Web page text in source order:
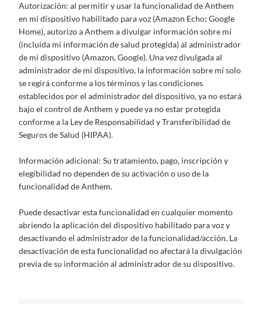
Autorización: al permitir y usar la funcionalidad de Anthem
en mi dispositivo habilitado para voz (Amazon Echo; Google
Home), autorizo a Anthem a divulgar información sobre mí
(incluida mi información de salud protegida) al administrador
de mi dispositivo (Amazon, Google). Una vez divulgada al
administrador de mi dispositivo, la información sobre mí solo
se regirá conforme a los términos y las condiciones
establecidos por el administrador del dispositivo, ya no estará
bajo el control de Anthem y puede ya no estar protegida
conforme a la Ley de Responsabilidad y Transferibilidad de
Seguros de Salud (HIPAA).
Información adicional: Su tratamiento, pago, inscripción y
elegibilidad no dependen de su activación o uso de la
funcionalidad de Anthem.
Puede desactivar esta funcionalidad en cualquier momento
abriendo la aplicación del dispositivo habilitado para voz y
desactivando el administrador de la funcionalidad/acción. La
desactivación de esta funcionalidad no afectará la divulgación
previa de su información al administrador de su dispositivo.